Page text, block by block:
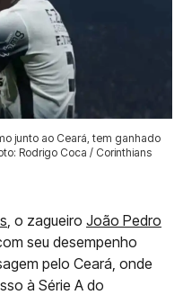
junto ao Ceará, tem ganhado
Rodrigo Coca / Corinthians
, o zagueiro João Pedro
seu desempenho
pelo Ceará, onde
à Série A do